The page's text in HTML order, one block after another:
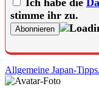
Ich habe die
stimme ihr zu.
Allgemeine Japan-Tipps